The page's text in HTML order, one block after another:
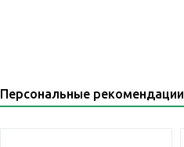
Персональные рекомендации